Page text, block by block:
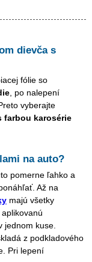
dievča s
fólie so
, po nalepení
vyberajte
farbou karosérie
na auto?
pomerne ľahko a
Až na
majú všetky
jednom kuse.
z podkladového
Pri lepení